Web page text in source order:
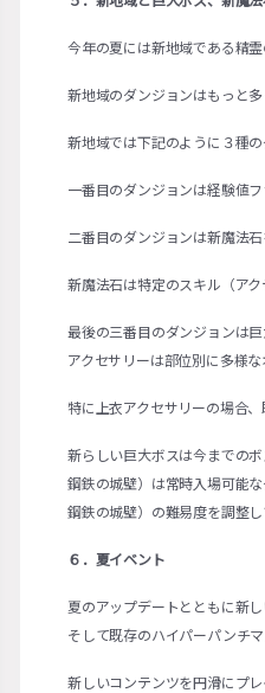
今年の夏には新地域である精
新地域のダンジョンはもっと
新地域では下記のように３種
一番目のダンジョンは経験値
二番目のダンジョンは新魔法
新魔法石は特定のスキル（ア
最後の三番目のダンジョンは
アクセサリーは部位別に多様
特に上衣アクセサリーの場合
新らしい巨大ボスは今までの
鋼鉄の城壁）は常時入場可能
鋼鉄の城壁）の難易度を調整
６．夏イベント
夏のアップデートとともに新
そして既存のハイパーパンチ
新しいコンテンツを円滑にプ